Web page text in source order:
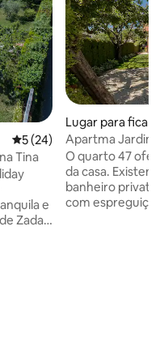
5 de uma avaliação média
5 (24)
Tina
e
Zadar.
Lugar para ficar ⋅
Apartma Jardim
O quarto 47
da casa. Existem
banheiro
com